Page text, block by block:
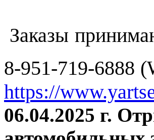
Заказы
8-951-719-6888
https://
06.04.2025 г.